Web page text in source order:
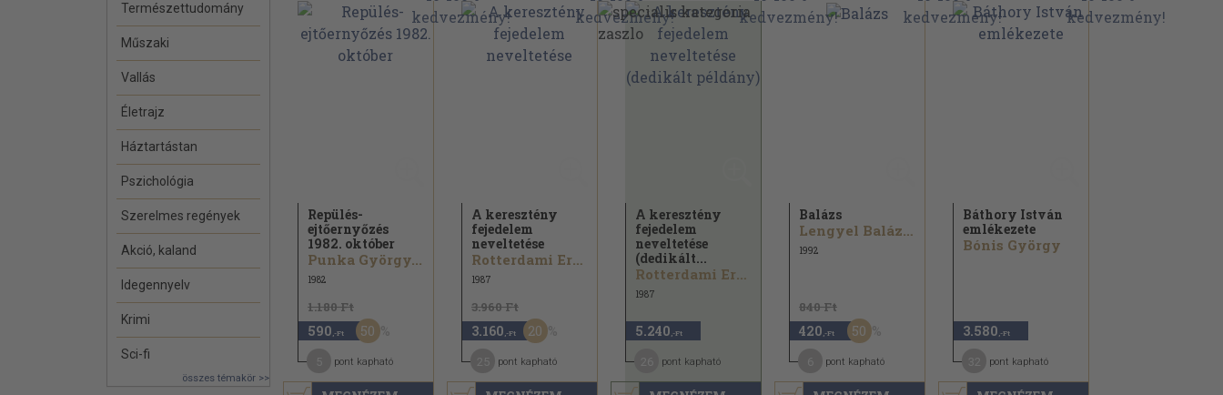
Természettudomány
Műszaki
Vallás
Életrajz
Háztartástan
Pszichológia
Szerelmes regények
Akció, kaland
Idegennyelv
Krimi
Sci-fi
összes témakör >>
Repülés-
ejtőernyőzés
1982. október
Punka György...
1982
1.180 Ft
590 ,-Ft 50
pont kapható
A keresztény
fejedelem
neveltetése
Rotterdami Erasmus
1987
3.960 Ft
3.160 ,-Ft 20
pont kapható
A keresztény
fejedelem
neveltetése
(dedikált...
Rotterdami Erasmus
1987
5.240 ,-Ft
pont kapható
Balázs
Lengyel Balázs...
1992
840 Ft
420 ,-Ft 50
pont kapható
Báthory István
emlékezete
Bónis György
3.580 ,-Ft
pont kapható